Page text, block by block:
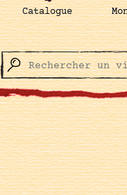
Catalogue